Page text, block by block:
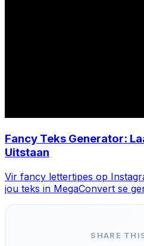
Fancy Teks Generator:
Uitstaan
Vir fancy lettertipes op
jou teks in MegaConvert se
SHARE